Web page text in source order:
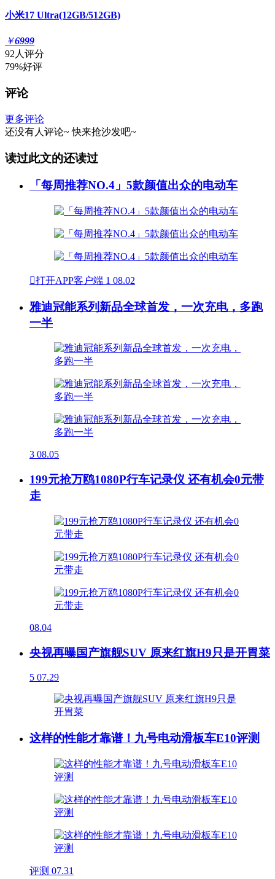
小米17 Ultra(12GB/512GB)
￥6999
92人评分
79%好评
评论
更多评论
还没有人评论~ 快来抢沙发吧~
读过此文的还读过
「每周推荐NO.4」5款颜值出众的电动车
打开APP客户端 1 08.02
雅迪冠能系列新品全球首发，一次充电，多跑
一半
3 08.05
199元抢万鸥1080P行车记录仪 还有机会0元带
走
08.04
央视再曝国产旗舰SUV 原来红旗H9只是开胃菜
5 07.29
这样的性能才靠谱！九号电动滑板车E10评测
评测 07.31